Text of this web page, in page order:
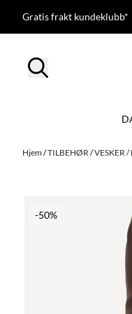
Hopp til innhold
Gratis frakt
Hjem/TILBEHØR/VESKER
-50%